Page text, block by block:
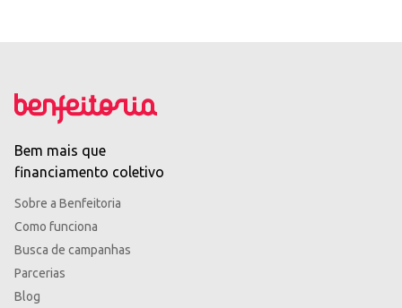
Bem mais que
financiamento coletivo
Sobre a Benfeitoria
Como funciona
Busca de campanhas
Parcerias
Blog